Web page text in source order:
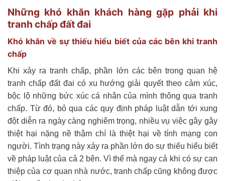
Những khó khăn khách hàng gặp phải khi
tranh chấp đất đai
Khó khăn về sự thiếu hiểu biết của các bên khi tranh
chấp
Khi xảy ra tranh chấp, phần lớn các bên trong quan hệ
tranh chấp đất đai có xu hướng giải quyết theo cảm xúc,
bộc lộ những bức xúc cá nhân của mình thông qua tranh
chấp. Từ đó, bỏ qua các quy định pháp luật dẫn tới xung
đột diễn ra ngày càng nghiêm trọng, nhiều vụ việc gây gây
thiệt hại nặng nề thậm chí là thiệt hại về tính mạng con
người. Tình trạng này xảy ra phần lớn do sự thiếu hiểu biết
về pháp luật của cả 2 bên. Vì thế mà ngay cả khi có sự can
thiệp của cơ quan nhà nước, tranh chấp cũng không được